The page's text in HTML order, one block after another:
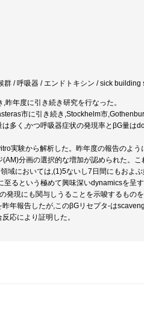
/ 呼吸器 / エンドトキシン / sick building
年度に引き続き研究を行なった。
市に引き続き,Stockhelm市
多く,かつ呼吸器症状の発現率とβG量は
実験から解析した。昨年度の報告のよう
分画の選択的な増加が認められた。こ
域においては,(1)5ないし7日間にもおよ
るという極めて興味深いdynamicsを呈
現にも関与しうることを示唆するものを
年報告したが,このβGリセプタ-は
応により証明した。